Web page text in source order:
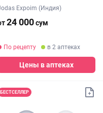
Expoim (Индия)
24 000сум
По рецепту в 2 аптеках
Цены в аптеках
БЕСТСЕЛЛЕР